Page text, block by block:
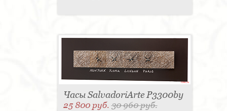
Часы SalvadoriArte P3300by
25 800 руб.30 960 руб.